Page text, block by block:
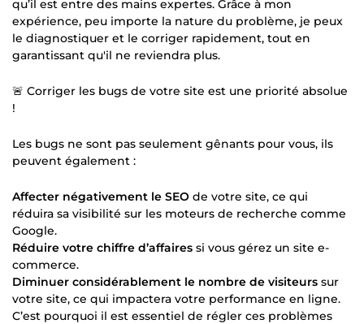
qu’il est entre des mains expertes. Grâce à mon
expérience, peu importe la nature du problème, je peux
le diagnostiquer et le corriger rapidement, tout en
garantissant qu'il ne reviendra plus.
🚨 Corriger les bugs de votre site est une priorité absolue
!
Les bugs ne sont pas seulement gênants pour vous, ils
peuvent également :
Affecter négativement le SEO de votre site, ce qui
réduira sa visibilité sur les moteurs de recherche comme
Google.
Réduire votre chiffre d’affaires si vous gérez un site e-
commerce.
Diminuer considérablement le nombre de visiteurs sur
votre site, ce qui impactera votre performance en ligne.
C’est pourquoi il est essentiel de régler ces problèmes